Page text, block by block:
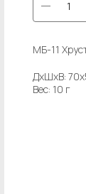
МБ-11
ДxШxВ:
Вес: 10 г